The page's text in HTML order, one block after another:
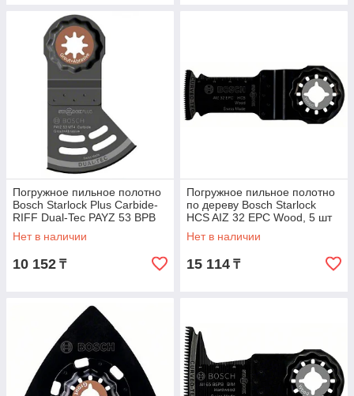
Погружное пильное полотно
Bosch Starlock Plus Carbide-
RIFF Dual-Tec PAYZ 53 BPB
Нет в наличии
10 152 ₸
Погружное пильное полотно
по дереву Bosch Starlock
HCS AIZ 32 EPC Wood, 5 шт
Нет в наличии
15 114 ₸